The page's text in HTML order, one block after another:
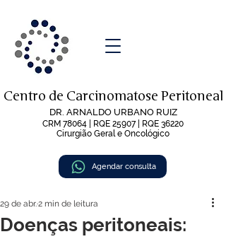
Agendar consulta
Centro de Carcinomatose Peritoneal
DR. ARNALDO URBANO RUIZ
CRM 78064 | RQE 25907 | RQE 36220
Cirurgião Geral e Oncológico
Doenças peritoneais:
29 de abr.2 min de leitura